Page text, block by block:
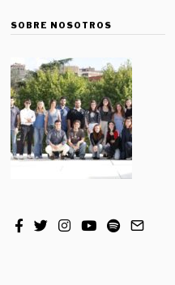
SOBRE NOSOTROS